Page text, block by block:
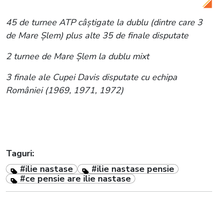
45 de turnee ATP câștigate la dublu (dintre care 3
de Mare Şlem) plus alte 35 de finale disputate
2 turnee de Mare Şlem la dublu mixt
3 finale ale Cupei Davis disputate cu echipa
României (1969, 1971, 1972)
Taguri:
#ilie nastase
#ilie nastase pensie
#ce pensie are ilie nastase